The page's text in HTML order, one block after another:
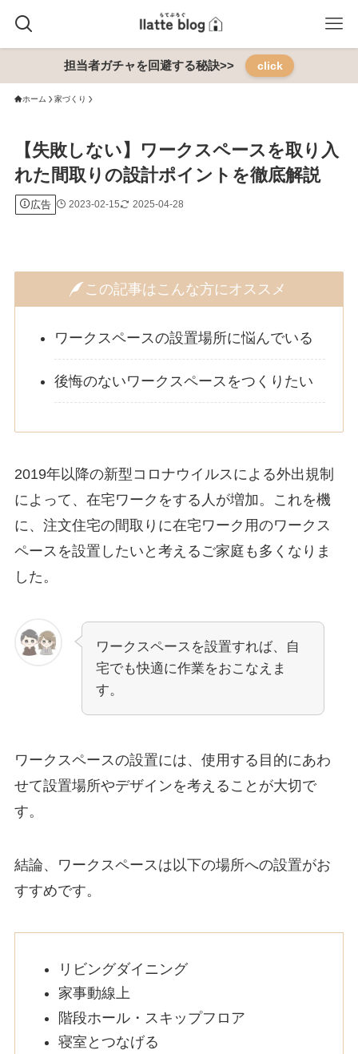
担当者ガチャを回避する秘訣>> click
ホーム 家づくり
【失敗しない】ワークスペースを取り入
れた間取りの設計ポイントを徹底解説
広告 2023-02-15 2025-04-28
この記事はこんな方にオススメ
ワークスペースの設置場所に悩んでいる
後悔のないワークスペースをつくりたい
2019年以降の新型コロナウイルスによる外出規制
によって、在宅ワークをする人が増加。これを機
に、注文住宅の間取りに在宅ワーク用のワークス
ペースを設置したいと考えるご家庭も多くなりま
した。
ワークスペースを設置すれば、自
宅でも快適に作業をおこなえま
す。
ワークスペースの設置には、使用する目的にあわ
せて設置場所やデザインを考えることが大切で
す。
結論、ワークスペースは以下の場所への設置がお
すすめです。
リビングダイニング
家事動線上
階段ホール・スキップフロア
寝室とつなげる